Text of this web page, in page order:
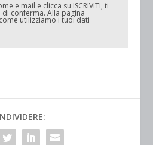
e mail e clicca su ISCRIVITI, ti
conferma. Alla pagina
utilizziamo i tuoi dati